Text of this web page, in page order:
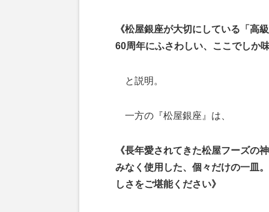
《松屋銀座が大切にしている「高
60周年にふさわしい、ここでしか
と説明。
一方の『松屋銀座』は、
《長年愛されてきた松屋フーズの
みなく使用した、個々だけの一皿
しさをご堪能ください》